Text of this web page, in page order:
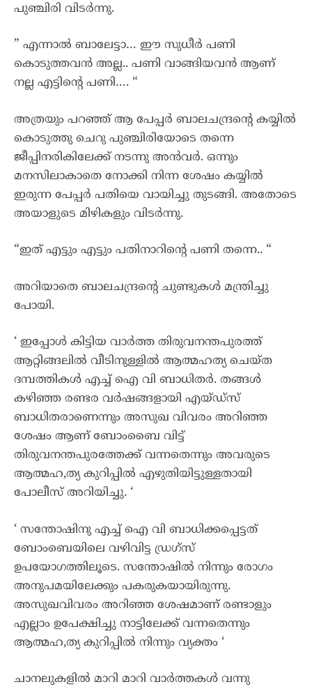
പുഞ്ചിരി വിടർന്നു.
” എന്നാൽ ബാലേട്ടാ… ഈ സുധീർ പണി
കൊടുത്തവൻ അല്ല.. പണി വാങ്ങിയവൻ ആണ്
നല്ല എട്ടിന്റെ പണി…. “
അത്രയും പറഞ്ഞ് ആ പേപ്പർ ബാലചന്ദ്രന്റെ കയ്യിൽ
കൊടുത്തു ചെറു പുഞ്ചിരിയോടെ തന്നെ
ജീപ്പിനരികിലേക്ക് നടന്നു അൻവർ. ഒന്നും
മനസിലാകാതെ നോക്കി നിന്ന ശേഷം കയ്യിൽ
ഇരുന്ന പേപ്പർ പതിയെ വായിച്ചു തുടങ്ങി. അതോടെ
അയാളുടെ മിഴികളും വിടർന്നു.
“ഇത് എട്ടും എട്ടും പതിനാറിന്റെ പണി തന്നെ.. “
അറിയാതെ ബാലചന്ദ്രന്റെ ചുണ്ടുകൾ മന്ത്രിച്ചു
പോയി.
‘ ഇപ്പോൾ കിട്ടിയ വാർത്ത തിരുവനന്തപുരത്ത്
ആറ്റിങ്ങലിൽ വീടിനുള്ളിൽ ആത്മഹത്യ ചെയ്ത
ദമ്പത്തികൾ എച്ച് ഐ വി ബാധിതർ. തങ്ങൾ
കഴിഞ്ഞ രണ്ടര വർഷങ്ങളായി എയ്ഡ്സ്
ബാധിതരാണെന്നും അസുഖ വിവരം അറിഞ്ഞ
ശേഷം ആണ് ബോംബൈ വിട്ട്
തിരുവനന്തപുരത്തേക്ക് വന്നതെന്നും അവരുടെ
ആത്മഹ,ത്യ കുറിപ്പിൽ എഴുതിയിട്ടുള്ളതായി
പോലീസ് അറിയിച്ചു. ‘
‘ സന്തോഷിനു എച്ച് ഐ വി ബാധിക്കപ്പെട്ടത്
ബോംബെയിലെ വഴിവിട്ട ഡ്രഗ്സ്
ഉപയോഗത്തിലൂടെ. സന്തോഷിൽ നിന്നും രോഗം
അനുപമയിലേക്കും പകരുകയായിരുന്നു.
അസുഖവിവരം അറിഞ്ഞ ശേഷമാണ് രണ്ടാളും
എല്ലാം ഉപേക്ഷിച്ചു നാട്ടിലേക്ക് വന്നതെന്നും
ആത്മഹ,ത്യ കുറിപ്പിൽ നിന്നും വ്യക്തം ‘
ചാനലുകളിൽ മാറി മാറി വാർത്തകൾ വന്നു